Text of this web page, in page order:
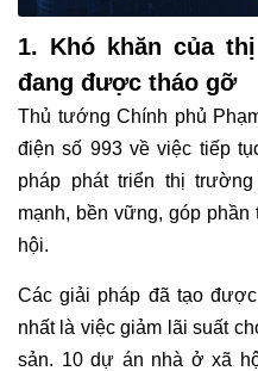
1. Khó khăn của
đang được tháo gỡ
Thủ tướng Chính phủ
điện số 993 về việc tiếp
pháp phát triển thị
mạnh, bền vững, góp phần
hội.
Các giải pháp đã tạo
nhất là việc giảm lãi suất
sản. 10 dự án nhà ở xã